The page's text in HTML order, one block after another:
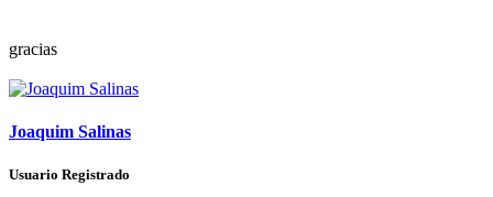
gracias
Joaquim Salinas
Usuario Registrado